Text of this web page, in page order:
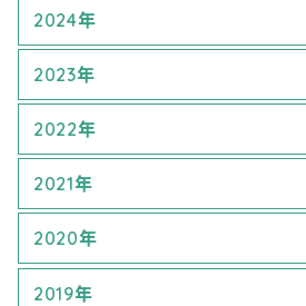
6月 (2)
4月 (1)
5月 (2)
8月 (1)
2024年
1月 (1)
6月 (2)
9月 (1)
2023年
6月 (3)
7月 (2)
9月 (1)
2022年
3月 (1)
4月 (1)
5月 (1)
2021年
7月 (1)
8月 (1)
2020年
4月 (2)
2019年